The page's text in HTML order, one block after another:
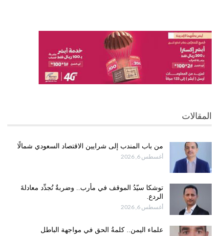
المقالات
من باب المندب إلى شرايين الاقتصاد السعودي شمالًا
أغسطس 6, 2026
توشكا سيّدُ الموقف في مأرب.. وضربةٌ تُجدِّد معادلةَ
الردع.
أغسطس 6, 2026
علماء اليمن.. كلمةُ الحق في مواجهة الباطل